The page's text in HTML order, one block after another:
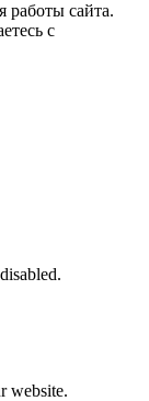
сайта.
с
website.